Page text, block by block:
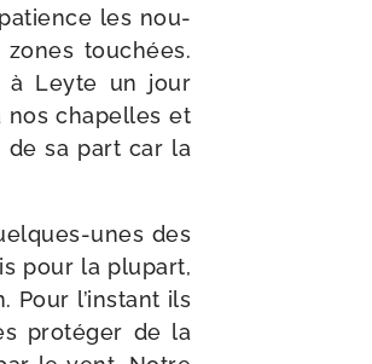
les nou­
tou­chées.
à Leyte un jour
nos cha­pelles et
sa part car la
​unes des
pour la plu­part,
Pour l’ins­tant ils
pro­té­ger de la